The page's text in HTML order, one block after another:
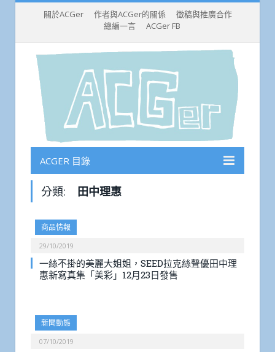
關於ACGer 作者與ACGer的關係
徵稿與推廣合作
總編一言
ACGer FB
ACGER 目錄
分類: 田中理惠
商品情報
29/10/2019
一絲不掛的美麗大姐姐，SEED拉克絲聲優田中理
惠新寫真集「美彩」12月23日發售
新聞動態
07/10/2019